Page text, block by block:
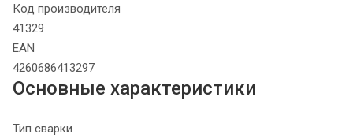
Код производителя
41329
EAN
4260686413297
Основные характеристики
Тип сварки